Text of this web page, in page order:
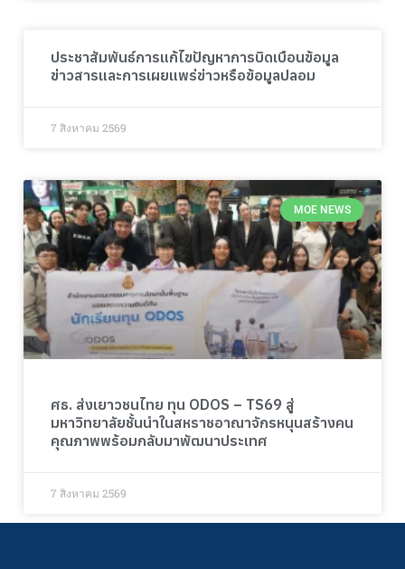
ประชาสัมพันธ์การแก้ไขปัญหาการบิดเบือนข้อมูล
ข่าวสารและการเผยแพร่ข่าวหรือข้อมูลปลอม
7 สิงหาคม 2569
MOE NEWS
ศธ. ส่งเยาวชนไทย ทุน ODOS – TS69 สู่
มหาวิทยาลัยชั้นนำในสหราชอาณาจักรหนุนสร้างคน
คุณภาพพร้อมกลับมาพัฒนาประเทศ
7 สิงหาคม 2569